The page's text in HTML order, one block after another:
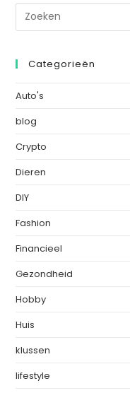
Categorieën
Auto's
blog
Crypto
Dieren
DIY
Fashion
Financieel
Gezondheid
Hobby
Huis
klussen
lifestyle